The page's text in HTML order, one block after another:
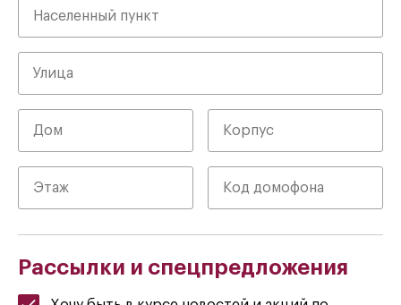
Рассылки и спецпредложения